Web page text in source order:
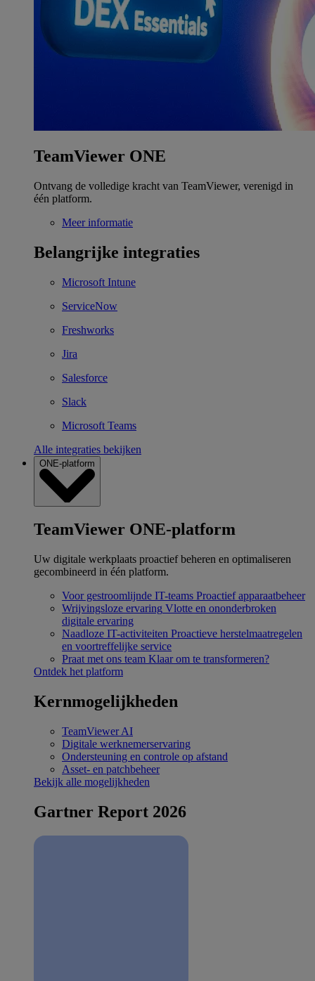
TeamViewer ONE
Ontvang de volledige kracht van TeamViewer, verenigd in
één platform.
Meer informatie
Belangrijke integraties
Microsoft Intune
ServiceNow
Freshworks
Jira
Salesforce
Slack
Microsoft Teams
Alle integraties bekijken
ONE-platform
TeamViewer ONE-platform
Uw digitale werkplaats proactief beheren en optimaliseren
gecombineerd in één platform.
Voor gestroomlijnde IT-teams Proactief apparaatbeheer
Wrijvingsloze ervaring Vlotte en ononderbroken
digitale ervaring
Naadloze IT-activiteiten Proactieve herstelmaatregelen
en voortreffelijke service
Praat met ons team Klaar om te transformeren?
Ontdek het platform
Kernmogelijkheden
TeamViewer AI
Digitale werknemerservaring
Ondersteuning en controle op afstand
Asset- en patchbeheer
Bekijk alle mogelijkheden
Gartner Report 2026